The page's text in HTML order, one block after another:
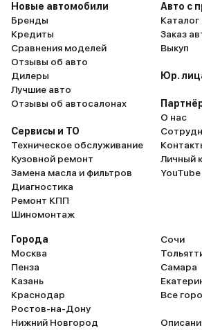
Новые автомобили
Бренды
Кредиты
Сравнения моделей
Отзывы об авто
Дилеры
Лучшие авто
Отзывы об автосалонах
Сервисы и ТО
Техническое обслуживание
Кузовной ремонт
Замена масла и фильтров
Диагностика
Ремонт КПП
Шиномонтаж
Авто с
Заказ
Выкуп
Юр.
О нас
Личный
Города
Москва
Пенза
Казань
Краснодар
Ростов-на-Дону
Нижний Новгород
Сочи
Самара
Все